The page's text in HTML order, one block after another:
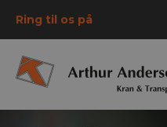
Ring til os på